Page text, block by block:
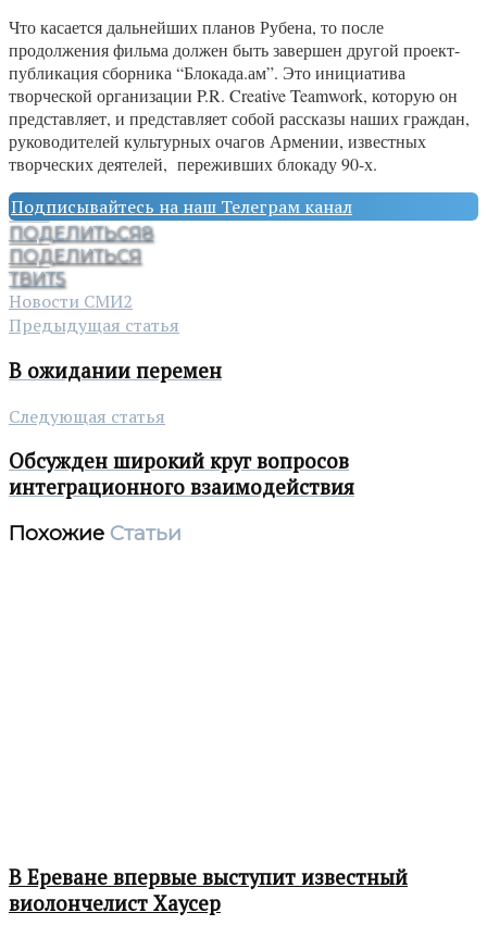
Что касается дальнейших планов Рубена, то после
продолжения фильма должен быть завершен другой проект-
публикация сборника “Блокада.ам”. Это инициатива
творческой организации P.R. Creative Teamwork, которую он
представляет, и представляет собой рассказы наших граждан,
руководителей культурных очагов Армении, известных
творческих деятелей, переживших блокаду 90-х.
Подписывайтесь на наш Телеграм канал
ПОДЕЛИТЬСЯ8
ПОДЕЛИТЬСЯ
ТВИТ5
Новости СМИ2
Предыдущая статья
В ожидании перемен
Следующая статья
Обсужден широкий круг вопросов
интеграционного взаимодействия
Похожие Статьи
В Ереване впервые выступит известный
виолончелист Хаусер